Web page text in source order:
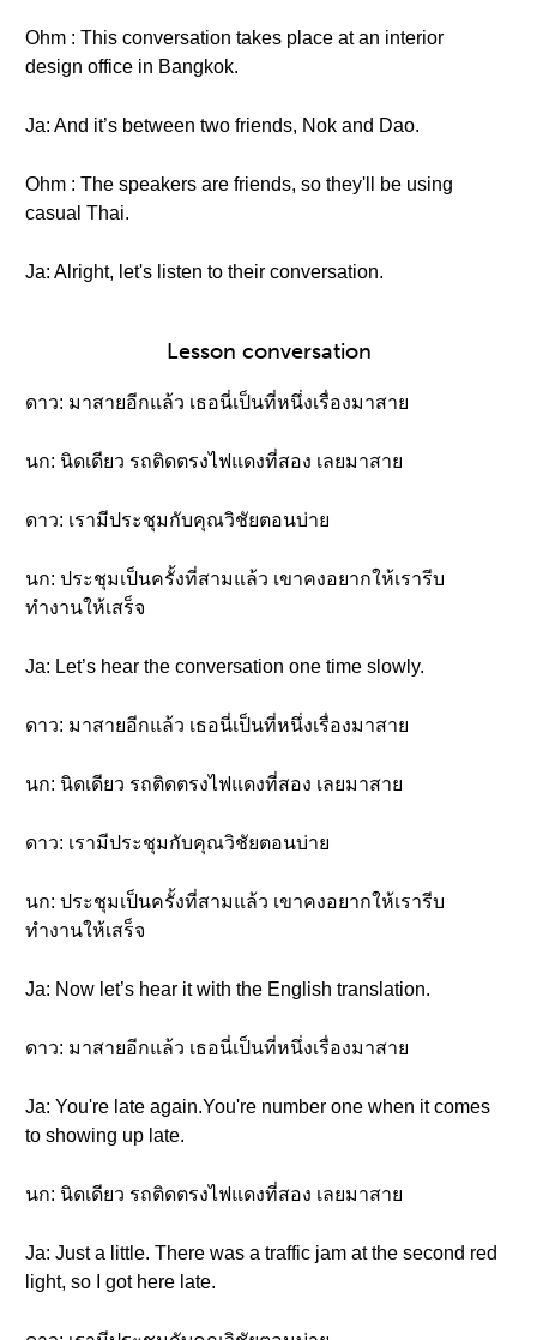
Ohm : This conversation takes place at an interior
design office in Bangkok.
Ja: And it’s between two friends, Nok and Dao.
Ohm : The speakers are friends, so they'll be using
casual Thai.
Ja: Alright, let's listen to their conversation.
Lesson conversation
ดาว: มาสายอีกแล้ว เธอนี่เป็นที่หนึ่งเรื่องมาสาย
นก: นิดเดียว รถติดตรงไฟแดงที่สอง เลยมาสาย
ดาว: เรามีประชุมกับคุณวิชัยตอนบ่าย
นก: ประชุมเป็นครั้งที่สามแล้ว เขาคงอยากให้เรารีบ
ทำงานให้เสร็จ
Ja: Let’s hear the conversation one time slowly.
ดาว: มาสายอีกแล้ว เธอนี่เป็นที่หนึ่งเรื่องมาสาย
นก: นิดเดียว รถติดตรงไฟแดงที่สอง เลยมาสาย
ดาว: เรามีประชุมกับคุณวิชัยตอนบ่าย
นก: ประชุมเป็นครั้งที่สามแล้ว เขาคงอยากให้เรารีบ
ทำงานให้เสร็จ
Ja: Now let’s hear it with the English translation.
ดาว: มาสายอีกแล้ว เธอนี่เป็นที่หนึ่งเรื่องมาสาย
Ja: You're late again.You're number one when it comes
to showing up late.
นก: นิดเดียว รถติดตรงไฟแดงที่สอง เลยมาสาย
Ja: Just a little. There was a traffic jam at the second red
light, so I got here late.